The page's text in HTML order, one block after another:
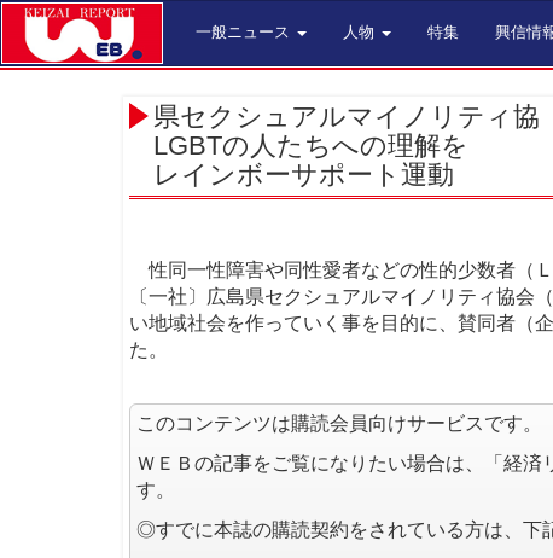
一般ニュース 人物 特集 興信情
県セクシュアルマイノリティ協
LGBTの人たちへの理解を
レインボーサポート運動
性同一性障害や同性愛者などの性的少数者（
〔一社〕広島県セクシュアルマイノリティ協
い地域社会を作っていく事を目的に、賛同者（
た。
このコンテンツは購読会員向けサービスです。
ＷＥＢの記事をご覧になりたい場合は、「経
す。
◎すでに本誌の購読契約をされている方は、下